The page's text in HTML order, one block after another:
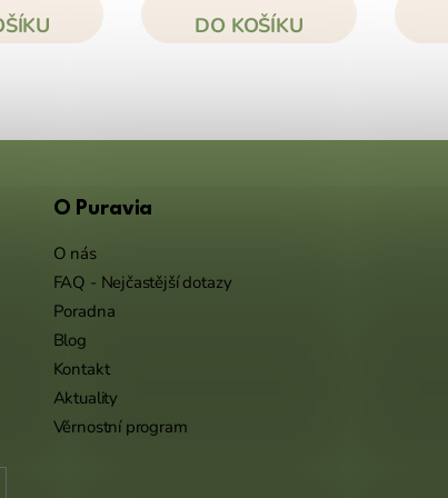
DO KOŠÍKU
O Puravia
O nás
FAQ - Nejčastější dotazy
Poradna
Blog
Kontakt
Aktuality
Věrnostní program